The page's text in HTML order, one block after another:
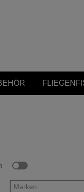
Marken